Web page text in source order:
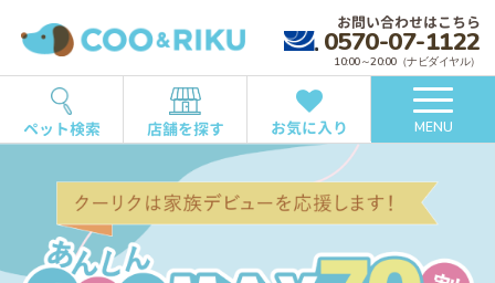
お問い合わせはこちら
0570-07-1122
10:00～20:00（ナビダイヤル）
ペット検索 店舗を探す お気に入り MENU